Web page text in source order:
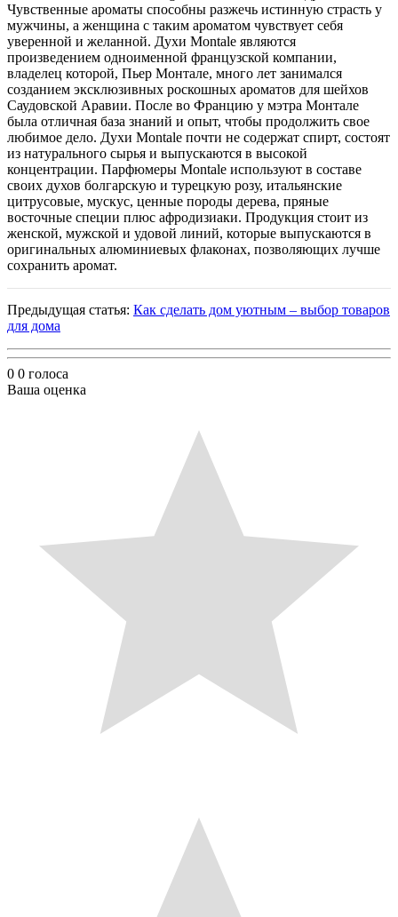
Чувственные ароматы способны разжечь истинную страсть у
мужчины, а женщина с таким ароматом чувствует себя
уверенной и желанной. Духи Montale являются
произведением одноименной французской компании,
владелец которой, Пьер Монтале, много лет занимался
созданием эксклюзивных роскошных ароматов для шейхов
Саудовской Аравии. После во Францию у мэтра Монтале
была отличная база знаний и опыт, чтобы продолжить свое
любимое дело. Духи Montale почти не содержат спирт, состоят
из натурального сырья и выпускаются в высокой
концентрации. Парфюмеры Montale используют в составе
своих духов болгарскую и турецкую розу, итальянские
цитрусовые, мускус, ценные породы дерева, пряные
восточные специи плюс афродизиаки. Продукция стоит из
женской, мужской и удовой линий, которые выпускаются в
оригинальных алюминиевых флаконах, позволяющих лучше
сохранить аромат.
Предыдущая статья: Как сделать дом уютным – выбор товаров
для дома
0 0 голоса
Ваша оценка